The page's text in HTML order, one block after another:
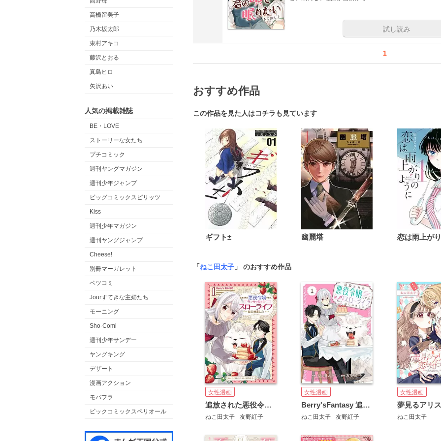
高橋留美子
乃木坂太郎
東村アキコ
藤沢とおる
真島ヒロ
矢沢あい
人気の掲載雑誌
BE・LOVE
ストーリーな女たち
プチコミック
週刊ヤングマガジン
週刊少年ジャンプ
ビッグコミックスピリッツ
Kiss
週刊少年マガジン
週刊ヤングジャンプ
Cheese!
別冊マーガレット
ベツコミ
Jourすてきな主婦たち
モーニング
Sho-Comi
週刊少年サンデー
ヤングキング
デザート
漫画アクション
モバフラ
ビックコミックスペリオール
試し読み
1
おすすめ作品
この作品を見た人はコチラも見ています
ギフト± 幽麗塔
「ねこ田太子 」 のおすすめ作品
女性漫画
追放された悪役令嬢ですが、モフモフ付き!?スローライフはじめました
ねこ田太子 友野紅子
女性漫画
Berry'sFantasy 追放された悪役令嬢ですが、モフモフ付き!?スローライフはじめました
ねこ田太子 友野紅子
女性漫画
ねこ田太子